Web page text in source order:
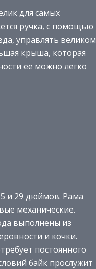
для самых
ручка, с помощью
управлять великом
крыша, которая
ее можно легко
и 29 дюймов. Рама
механические.
выполнены из
и кочки.
постоянного
байк прослужит